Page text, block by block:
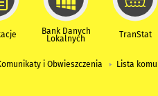
Bank Danych
Lokalnych TranStat
i Obwieszczenia Lista